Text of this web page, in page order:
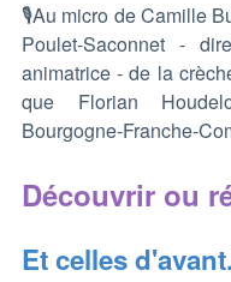
🎙Au micro de Camille
Poulet-Saconnet -
animatrice - de la
que Florian
Bourgogne-Franche-
Découvrir ou
Et celles